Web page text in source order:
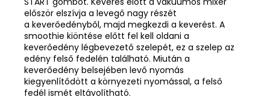
először elszívja a levegő nagy részét
a keverőedényből, majd megkezdi a keverést. A
smoothie kiöntése előtt fel kell oldani a
keverőedény légbevezető szelepét, ez a szelep az
edény felső fedelén található. Miután a
keverőedény belsejében levő nyomás
kiegyenlítődött a környezeti nyomással, a felső
fedél ismét eltávolítható.